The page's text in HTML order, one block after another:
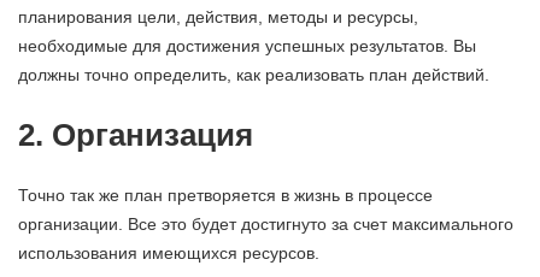
планирования цели, действия, методы и ресурсы,
необходимые для достижения успешных результатов. Вы
должны точно определить, как реализовать план действий.
2. Организация
Точно так же план претворяется в жизнь в процессе
организации. Все это будет достигнуто за счет максимального
использования имеющихся ресурсов.